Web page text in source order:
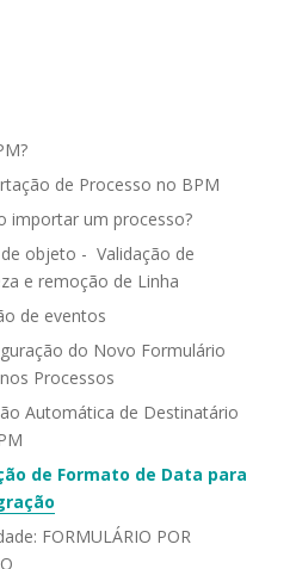
de Processo no BPM
importar um processo?
objeto - Validação de
e remoção de Linha
de eventos
do Novo Formulário
Processos
Automática de Destinatário
de Formato de Data para
FORMULÁRIO POR